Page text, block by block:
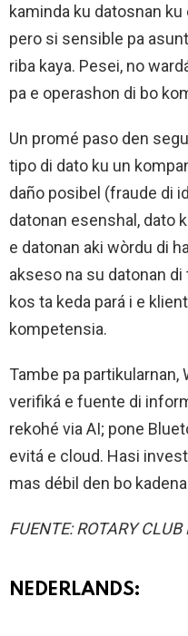
kaminda ku datosnan
pero si sensible pa
riba kaya. Pesei, no
pa e operashon di bo
Un promé paso den
tipo di dato ku un
daño posibel (fraude di
datonan esenshal, dato
e datonan aki wòrdu di
akseso na su datonan
kos ta keda pará i e
kompetensia.
Tambe pa
verifiká e fuente di
rekohé via AI; pone
evitá e cloud. Hasi
mas débil den bo
FUENTE: ROTARY
NEDERLANDS: